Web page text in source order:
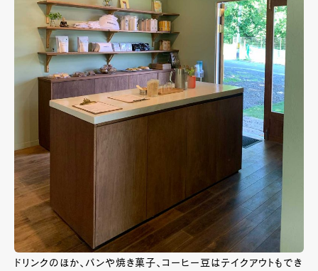
ドリンクのほか、パンや焼き菓子、コーヒー豆はテイクアウトもでき